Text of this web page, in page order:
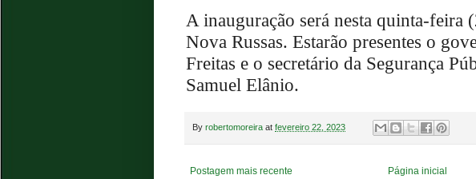
A inauguração será nesta quinta-
Nova Russas. Estarão presentes o
Freitas e o secretário da Segurança
Samuel Elânio.
By robertomoreira at fevereiro 22, 2023
Postagem mais recente
Página inicial